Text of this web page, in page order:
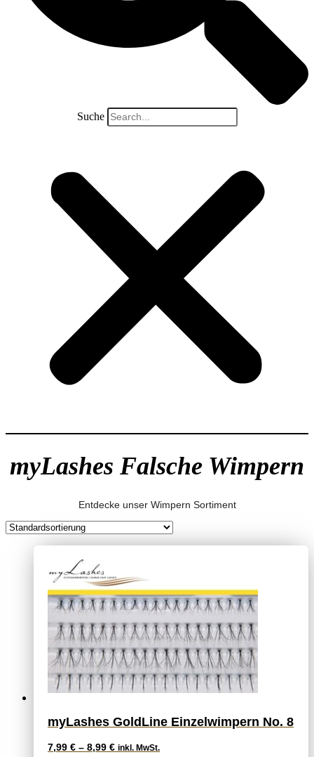
Suche
myLashes Falsche Wimpern
Entdecke unser Wimpern Sortiment
myLashes GoldLine Einzelwimpern No. 8
7,99 € – 8,99 € inkl. MwSt.